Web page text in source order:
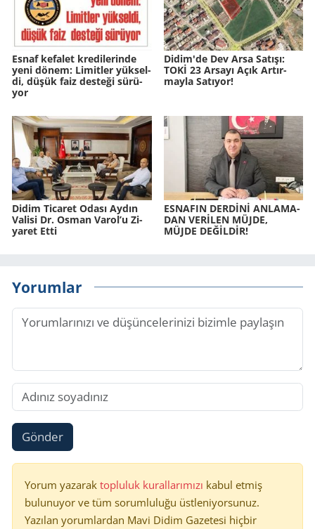
Esnaf ke­fa­let kre­di­le­rin­de
yeni dönem: Li­mit­ler yük­sel­
di, düşük faiz des­te­ği sü­rü­
yor
Didim'de Dev Arsa Sa­tı­şı:
TOKİ 23 Ar­sa­yı Açık Ar­tır­
may­la Sa­tı­yor!
Didim Ti­ca­ret Odası Aydın
Va­li­si Dr. Osman Varol’u Zi­
ya­ret Etti
ES­NA­FIN DERDİNİ AN­LA­MA­
DAN VERİLEN MÜJDE,
MÜJDE DEĞİLDİR!
Yorumlar
Gönder
Yorum yazarak topluluk kurallarımızı kabul etmiş
bulunuyor ve tüm sorumluluğu üstleniyorsunuz.
Yazılan yorumlardan Mavi Didim Gazetesi hiçbir